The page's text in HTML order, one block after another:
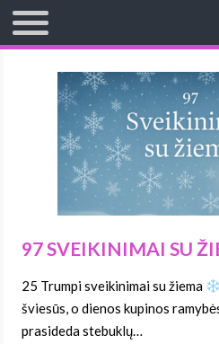
97 SVEIKINIMAI SU
25 Trumpi sveikinimai su žiema
šviesūs, o dienos kupinos
prasideda stebuklų…